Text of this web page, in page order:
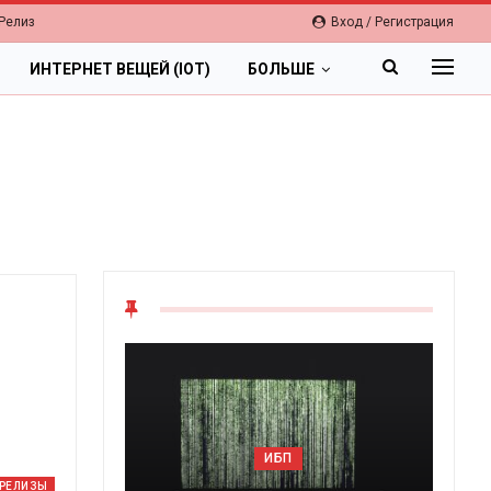
Вход / Регистрация
ИНТЕРНЕТ ВЕЩЕЙ (IOT) БОЛЬШЕ
ИБП